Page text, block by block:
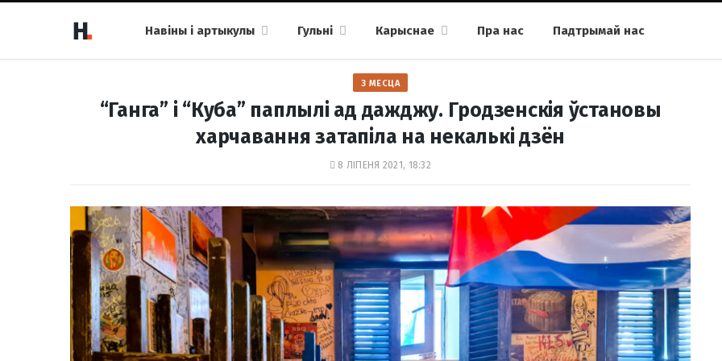
Навіны і артыкулы Гульні Карыснае Пра нас Падтрымай нас
З МЕСЦА
“Ганга” і “Куба” паплылі ад дажджу. Гродзенскія ўстановы
харчавання затапіла на некалькі дзён
8 ЛІПЕНЯ 2021, 18:32